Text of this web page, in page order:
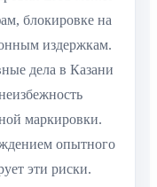
блокировке на
издержкам.
дела в Казани
маркировки.
опытного
эти риски.